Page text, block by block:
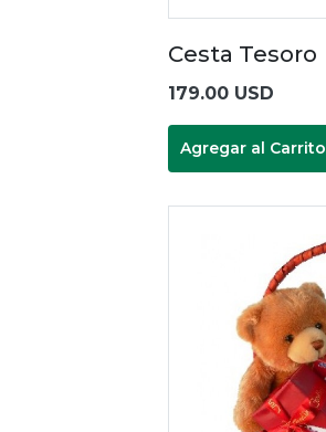
Cesta Tesoro
179.00 USD
Agregar al Carrito